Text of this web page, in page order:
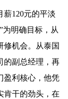
薪120元的平淡
为明确目标，从
修机会。从泰国
的副总经理，再
盈利核心，他凭
肯干的劲头，在